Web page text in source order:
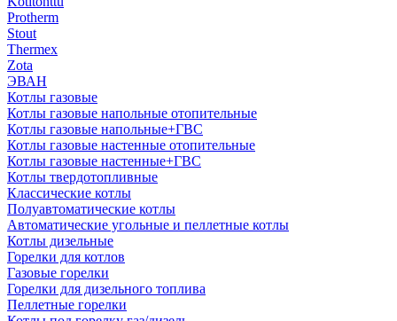
Protherm
Stout
Thermex
Zota
ЭВАН
Котлы газовые
Котлы газовые напольные отопительные
Котлы газовые напольные+ГВС
Котлы газовые настенные отопительные
Котлы газовые настенные+ГВС
Котлы твердотопливные
Классические котлы
Полуавтоматические котлы
Автоматические угольные и пеллетные котлы
Котлы дизельные
Горелки для котлов
Газовые горелки
Горелки для дизельного топлива
Пеллетные горелки